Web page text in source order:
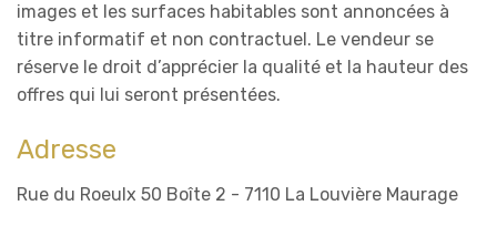
images et les surfaces habitables sont annoncées à
titre informatif et non contractuel. Le vendeur se
réserve le droit d’apprécier la qualité et la hauteur des
offres qui lui seront présentées.
Adresse
Rue du Roeulx 50 Boîte 2 - 7110 La Louvière Maurage